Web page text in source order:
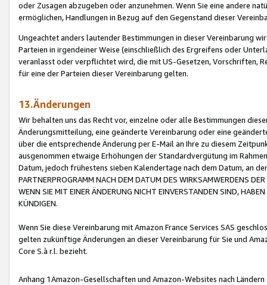
oder Zusagen abzugeben oder anzunehmen. Wenn Sie eine andere
ermöglichen, Handlungen in Bezug auf den Gegenstand dieser
Ungeachtet anders lautender Bestimmungen in dieser Vereinbarung
Parteien in irgendeiner Weise (einschließlich des Ergreifens oder
veranlasst oder verpflichtet wird, die mit US-Gesetzen, Vorschriften,
für eine der Parteien dieser Vereinbarung gelten.
13.Änderungen
Wir behalten uns das Recht vor, einzelne oder alle Bestimmungen
Änderungsmitteilung, eine geänderte Vereinbarung oder eine
über die entsprechende Änderung per E-Mail an Ihre zu diesem
ausgenommen etwaige Erhöhungen der Standardvergütung im
Datum, jedoch frühestens sieben Kalendertage nach dem Datum, an
PARTNERPROGRAMM NACH DEM DATUM DES WIRKSAMWERDENS
WENN SIE MIT EINER ÄNDERUNG NICHT EINVERSTANDEN SIND,
KÜNDIGEN.
Wenn Sie diese Vereinbarung mit Amazon France Services SAS
gelten zukünftige Änderungen an dieser Vereinbarung für Sie und
Core S.à r.l. bezieht.
Anhang 1Amazon-Gesellschaften und Amazon-Websites nach Ländern